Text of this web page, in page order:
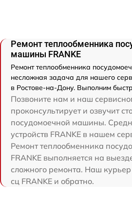
Ремонт теплообменника
машины FRANKE
Ремонт теплообменника
несложная задача для нашего
в Ростове-на-Дону. Выполним
Позвоните нам и наш
проконсультирует и озвучит
посудомоечной машины.
устройств FRANKE в нашем
Ремонт теплообменника
FRANKE выполняется на
сложного ремонта. Наш курьер
сц FRANKE и обратно.